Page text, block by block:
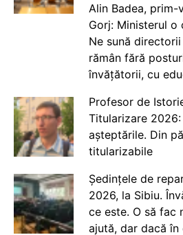
Alin Badea, prim-
Gorj: Ministerul
Ne sună
rămân fără
învățătorii, cu
Profesor de
Titularizare
așteptările. Din
titularizabile
Ședințele de
2026, la Sibiu.
ce este. O să fac
ajută, dar dacă în